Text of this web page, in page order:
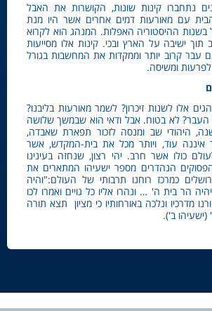
נתחברו קינות שונות, הקושרות את האבל
עם מאורעות דמים אחרים אשר היו מנת
ההיסטוריה האפלות. המנהג הוא לקרוא
ישיבה על הארץ ובכי. קינות אלו מסייעות
עבר קרוב יותר וממקדות את המחשבות בגורל
לפרעות ומשיסה.
אלו לשנות זיכרון? לשמר מאורעות בליבנו?
לא בטוח. אבל ודאי הוא שבמשך שלושה
היהודי שב ומנסה לזכור תפארת שאבדה,
עוד, ויותר מכל את בית-המקדש, אשר
כולו אשר חרב. יהי רצון, שנחזה בעינינו
הנהדרים מספר ישעיהו המתארים את
כמרכז רוחנו תרבותי של העולם:"והיה
הר בית ה' … ונהרו אליו כל גויים ואמרו לכו
מדרכיו ונלכה באורחותיו כי מציון תצא תורה
ב').